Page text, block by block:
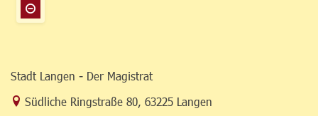
Stadt Langen - Der Magistrat
Link zur Google-Maps Navigation
Südliche Ringstraße 80, 63225 Langen